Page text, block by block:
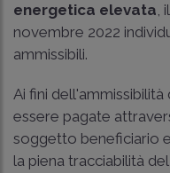
energetica elevata, il
novembre 2022
ammissibili.
Ai fini
essere pagate
soggetto beneficiario
la piena tracciabilità